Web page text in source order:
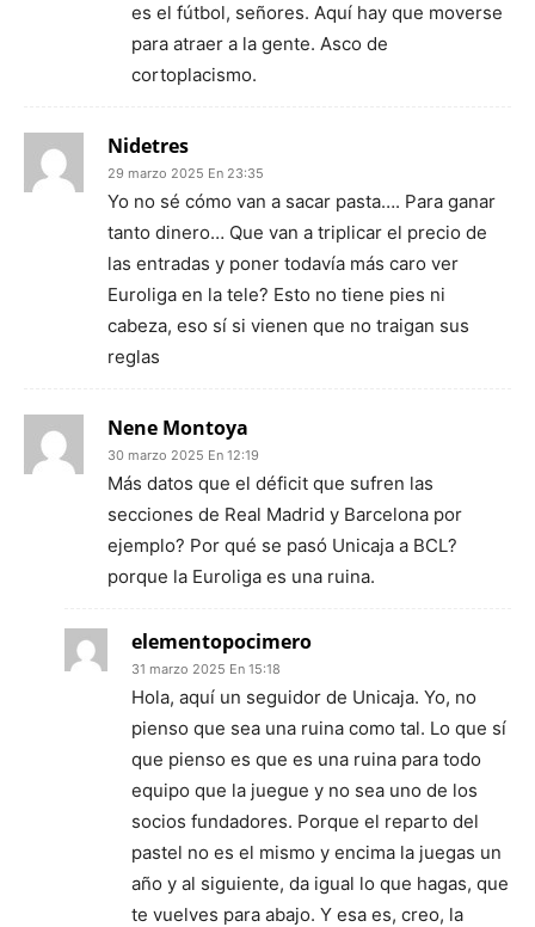
es el fútbol, señores. Aquí hay que moverse
para atraer a la gente. Asco de
cortoplacismo.
Nidetres
29 marzo 2025 En 23:35
Yo no sé cómo van a sacar pasta…. Para ganar
tanto dinero… Que van a triplicar el precio de
las entradas y poner todavía más caro ver
Euroliga en la tele? Esto no tiene pies ni
cabeza, eso sí si vienen que no traigan sus
reglas
Nene Montoya
30 marzo 2025 En 12:19
Más datos que el déficit que sufren las
secciones de Real Madrid y Barcelona por
ejemplo? Por qué se pasó Unicaja a BCL?
porque la Euroliga es una ruina.
elementopocimero
31 marzo 2025 En 15:18
Hola, aquí un seguidor de Unicaja. Yo, no
pienso que sea una ruina como tal. Lo que sí
que pienso es que es una ruina para todo
equipo que la juegue y no sea uno de los
socios fundadores. Porque el reparto del
pastel no es el mismo y encima la juegas un
año y al siguiente, da igual lo que hagas, que
te vuelves para abajo. Y esa es, creo, la